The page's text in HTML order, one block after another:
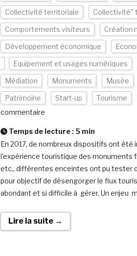
Collectivité territoriale Collectivité"
Comportements visiteurs Création
Développement économique
Equipement et usages numériques
Médiation Monuments Musée
Patrimoine Start-up Tourisme
commentaire
Temps de lecture : 5 min
En 2017, de nombreux dispositifs ont
l’expérience touristique des monuments
etc., différentes enceintes ont pu tester
pour objectif de désengorger le flux
abondant et si difficile à gérer. Un enjeu
Lire la suite →